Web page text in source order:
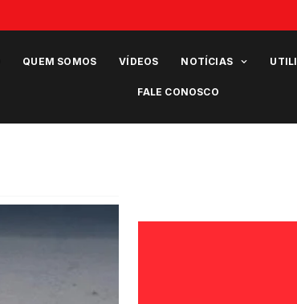
QUEM SOMOS VÍDEOS NOTÍCIAS
FALE CONOSCO